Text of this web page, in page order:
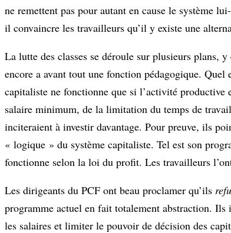
ne remettent pas pour autant en cause le système
il convaincre les travailleurs qu’il y existe une
La lutte des classes se déroule sur plusieurs plans,
encore a avant tout une fonction pédagogique.
capitaliste ne fonctionne que si l’activité
salaire minimum, de la limitation du temps de
inciteraient à investir davantage. Pour preuve, ils
« logique » du système capitaliste. Tel est son
fonctionne selon la loi du profit. Les travailleurs
Les dirigeants du PCF ont beau proclamer qu’ils
programme actuel en fait totalement abstraction. Ils
les salaires et limiter le pouvoir de décision des